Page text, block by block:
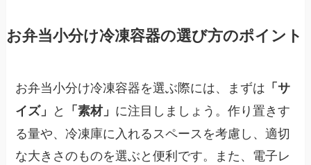
お弁当小分け冷凍容器の選び方のポイント
お弁当小分け冷凍容器を選ぶ際には、まずは 「サ
イズ」 と 「素材」 に注目しましょう。作り置きす
る量や、冷凍庫に入れるスペースを考慮し、適切
な大きさのものを選ぶと便利です。また、電子レ